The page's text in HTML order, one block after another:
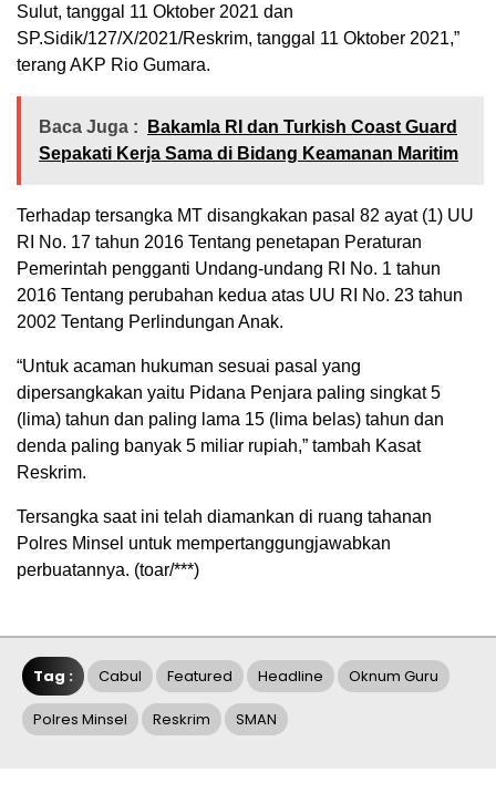
Sulut, tanggal 11 Oktober 2021 dan
SP.Sidik/127/X/2021/Reskrim, tanggal 11 Oktober 2021,”
terang AKP Rio Gumara.
Baca Juga :
Bakamla RI dan Turkish Coast Guard
Sepakati Kerja Sama di Bidang Keamanan Maritim
Terhadap tersangka MT disangkakan pasal 82 ayat (1) UU
RI No. 17 tahun 2016 Tentang penetapan Peraturan
Pemerintah pengganti Undang-undang RI No. 1 tahun
2016 Tentang perubahan kedua atas UU RI No. 23 tahun
2002 Tentang Perlindungan Anak.
“Untuk acaman hukuman sesuai pasal yang
dipersangkakan yaitu Pidana Penjara paling singkat 5
(lima) tahun dan paling lama 15 (lima belas) tahun dan
denda paling banyak 5 miliar rupiah,” tambah Kasat
Reskrim.
Tersangka saat ini telah diamankan di ruang tahanan
Polres Minsel untuk mempertanggungjawabkan
perbuatannya. (toar/***)
Tag : Cabul Featured Headline Oknum Guru
Polres Minsel Reskrim SMAN